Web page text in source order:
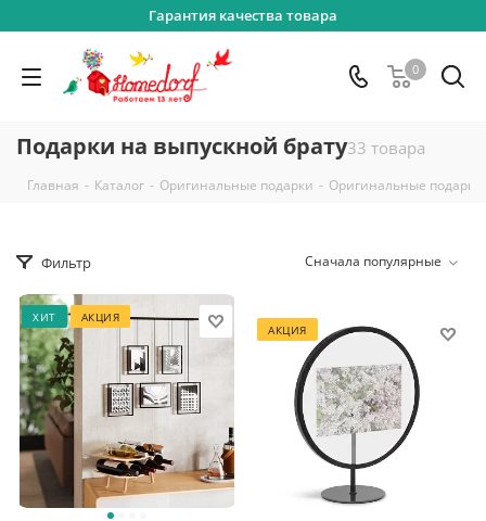
Гарантия качества товара
0
Подарки на выпускной брату33 товара
Главная - Каталог - Оригинальные подарки - Оригинальные
Фильтр Сначала популярные
ХИТ АКЦИЯ
АКЦИЯ